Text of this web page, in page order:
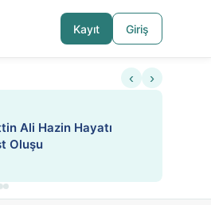
Kayıt Giriş
de Paylaş
‹ ›
KONU ÖZET J.